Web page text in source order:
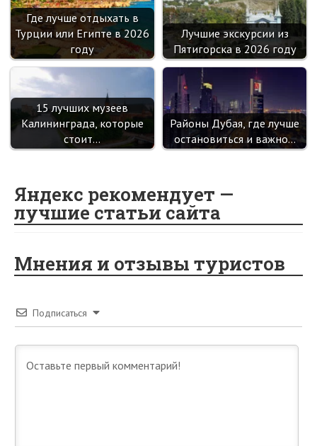
Где лучше отдыхать в
Турции или Египте в 2026
году
Лучшие экскурсии из
Пятигорска в 2026 году
15 лучших музеев
Калининграда, которые
стоит…
Районы Дубая, где лучше
остановиться и важно…
Яндекс рекомендует —
лучшие статьи сайта
Мнения и отзывы туристов
Подписаться